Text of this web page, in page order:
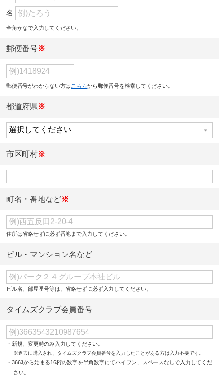
名
全角かなで入力してください。
郵便番号※
郵便番号がわからない方は こちらから郵便番号を検索してください。
都道府県※
市区町村※
町名・番地など※
住所は省略せずに必ず番地まで入力してください。
ビル・マンション名など
ビル名、部屋番号等は、省略せずに必ず入力してください。
タイムズクラブ会員番号
・新規、変更時のみ入力してください。
※過去に購入され、タイムズクラブ会員番号を入力したことがある方は入力不要です。
・3663から始まる16桁の数字を半角数字にてハイフン、スペースなしで入力してくだ
さい。